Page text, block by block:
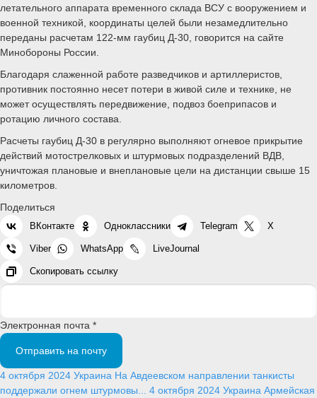
летательного аппарата временного склада ВСУ с вооружением и
военной техникой, координаты целей были незамедлительно
переданы расчетам 122-мм гаубиц Д-30, говорится на сайте
Минобороны России.
Благодаря слаженной работе разведчиков и артиллеристов,
противник постоянно несет потери в живой силе и технике, не
может осуществлять передвижение, подвоз боеприпасов и
ротацию личного состава.
Расчеты гаубиц Д-30 в регулярно выполняют огневое прикрытие
действий мотострелковых и штурмовых подразделений ВДВ,
уничтожая плановые и внеплановые цели на дистанции свыше 15
километров.
Поделиться
ВКонтакте Одноклассники Telegram X
Viber WhatsApp LiveJournal
Скопировать ссылку
Электронная почта *
Отправить на почту
4 октября 2024 Украина На Авдеевском направлении танкисты
поддержали огнем штурмовы... 4 октября 2024 Украина Армейская